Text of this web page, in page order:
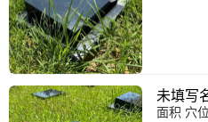
未填写
面积 穴